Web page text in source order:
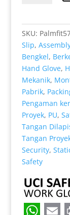
untuk
Proyek
Cirebon
Jawa
Barat
SKU:
Slip,
Bengkel,
Hand Glove,
Mekanik,
Pabrik,
Pengaman
Proyek, PU,
Tangan
Tangan
Security,
Safety